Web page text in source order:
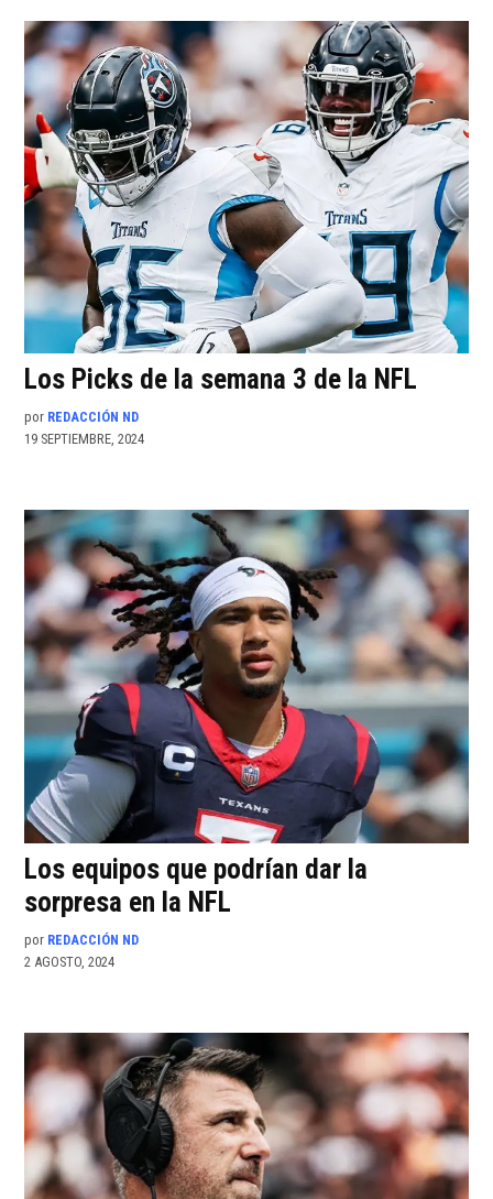
Los Picks de la semana 3 de la NFL
por REDACCIÓN ND
19 SEPTIEMBRE, 2024
Los equipos que podrían dar la
sorpresa en la NFL
por REDACCIÓN ND
2 AGOSTO, 2024